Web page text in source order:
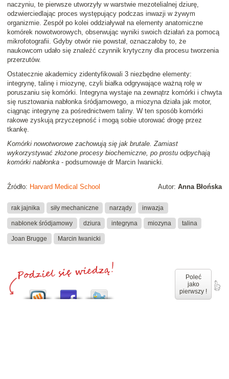
naczyniu, te pierwsze utworzyły w warstwie mezotelialnej dziurę,
odzwierciedlając proces występujący podczas inwazji w żywym
organizmie. Zespół po kolei oddziaływał na elementy anatomiczne
komórek nowotworowych, obserwując wyniki swoich działań za pomocą
mikrofotografii. Gdyby otwór nie powstał, oznaczałoby to, że
naukowcom udało się znaleźć czynnik krytyczny dla procesu tworzenia
przerzutów.
Ostatecznie akademicy zidentyfikowali 3 niezbędne elementy:
integrynę, talinę i miozynę, czyli białka odgrywające ważną rolę w
poruszaniu się komórki. Integryna wystaje na zewnątrz komórki i chwyta
się rusztowania nabłonka śródjamowego, a miozyna działa jak motor,
ciągnąc integrynę za pośrednictwem taliny. W ten sposób komórki
rakowe zyskują przyczepność i mogą sobie utorować drogę przez
tkankę.
Komórki nowotworowe zachowują się jak brutale. Zamiast
wykorzystywać złożone procesy biochemiczne, po prostu odpychają
komórki nabłonka - podsumowuje dr Marcin Iwanicki.
Autor: Anna Błońska
Źródło: Harvard Medical School
rak jajnika siły mechaniczne narządy inwazja
nabłonek śródjamowy dziura integryna miozyna talina
Joan Brugge Marcin Iwanicki
Poleć
jako
pierwszy !